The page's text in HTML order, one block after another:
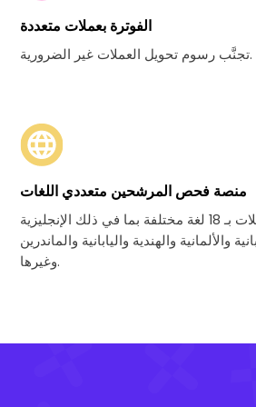
الفوترة بعملات متعددة
تجنَّب رسوم تحويل العملات غير الضرورية.
منصة فحص المرشحين متعددي اللغات
تصميم المقابلات بـ 18 لغة مختلفة بما في ذلك الإنجليزية
والألمانية والهندية واليابانية والماندرين
وغيرها.